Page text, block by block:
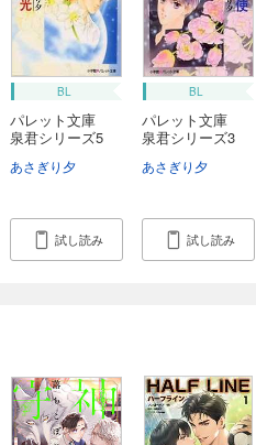
BL
パレット文庫
泉君シリーズ5
あさぎり夕
試し読み
BL
パレット文庫
泉君シリーズ3
あさぎり夕
試し読み